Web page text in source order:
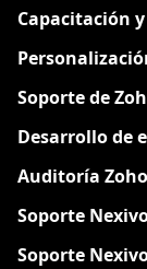
Capacitación
Soporte de
Desarrollo de
Auditoría Zoho
Soporte
Soporte